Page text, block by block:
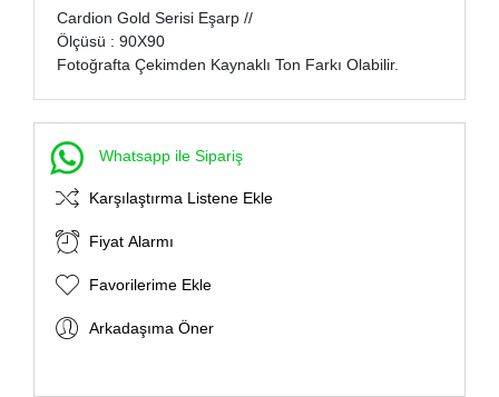
Cardion Gold Serisi Eşarp //
Ölçüsü : 90X90
Fotoğrafta Çekimden Kaynaklı Ton Farkı Olabilir.
Whatsapp ile Sipariş
Karşılaştırma Listene Ekle
Fiyat Alarmı
Favorilerime Ekle
Arkadaşıma Öner